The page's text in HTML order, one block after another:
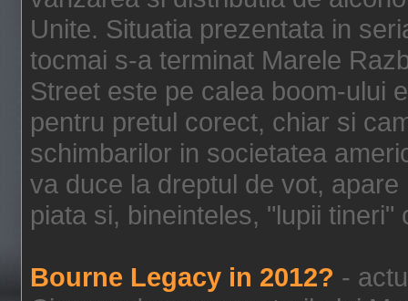
Unite. Situatia prezentata in
tocmai s-a terminat Marele
Street este pe calea boom-ului
pentru pretul corect, chiar si
schimbarilor in societatea
va duce la dreptul de vot,
piata si, bineinteles, "lupii
Bourne Legacy in 2012? -